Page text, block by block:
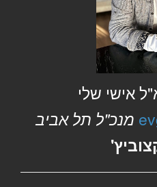
אישי שלי
מנכ"ל תל אביב